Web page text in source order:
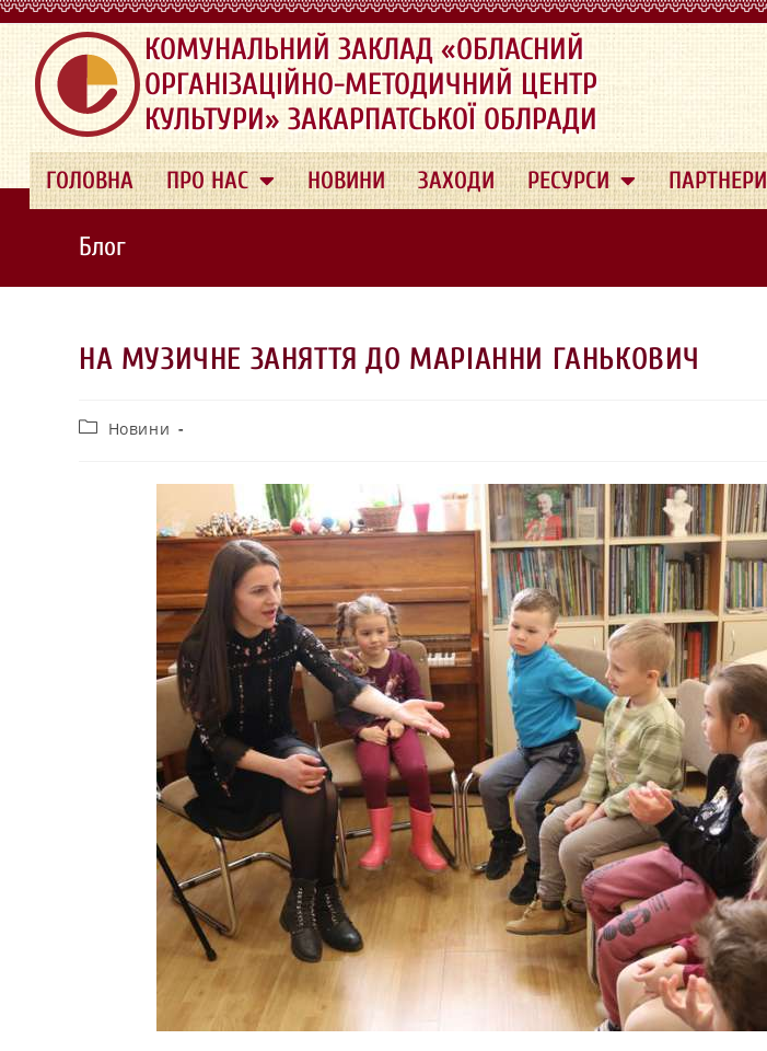
.
КОМУНАЛЬНИЙ ЗАКЛАД «ОБЛАСНИЙ
ОРГАНІЗАЦІЙНО-МЕТОДИЧНИЙ ЦЕНТР
КУЛЬТУРИ» ЗАКАРПАТСЬКОЇ ОБЛРАДИ
ГОЛОВНА ПРО НАС НОВИНИ ЗАХОДИ РЕСУРСИ ПАРТНЕРИ
Блог
НА МУЗИЧНЕ ЗАНЯТТЯ ДО МАРІАННИ ГАНЬКОВИЧ
Новини